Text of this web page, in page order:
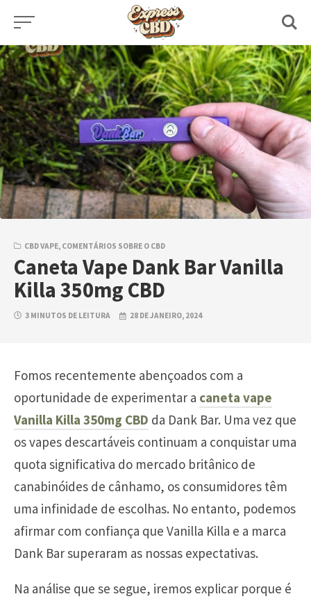
Skip
content
CBD VAPE, COMENTÁRIOS SOBRE O CBD
Caneta Vape Dank Bar Vanilla
Killa 350mg CBD
3 MINUTOS DE LEITURA 28 DE JANEIRO, 2024
Fomos recentemente abençoados com a
oportunidade de experimentar a caneta vape
Vanilla Killa 350mg CBD da Dank Bar. Uma vez que
os vapes descartáveis continuam a conquistar uma
quota significativa do mercado britânico de
canabinóides de cânhamo, os consumidores têm
uma infinidade de escolhas. No entanto, podemos
afirmar com confiança que Vanilla Killa e a marca
Dank Bar superaram as nossas expectativas.
Na análise que se segue, iremos explicar porque é